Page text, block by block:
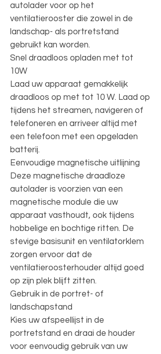
autolader voor op het
ventilatierooster die zowel in de
landschap- als portretstand
gebruikt kan worden.
Snel draadloos opladen met tot
10W
Laad uw apparaat gemakkelijk
draadloos op met tot 10 W. Laad op
tijdens het streamen, navigeren of
telefoneren en arriveer altijd met
een telefoon met een opgeladen
batterij.
Eenvoudige magnetische uitlijning
Deze magnetische draadloze
autolader is voorzien van een
magnetische module die uw
apparaat vasthoudt, ook tijdens
hobbelige en bochtige ritten. De
stevige basisunit en ventilatorklem
zorgen ervoor dat de
ventilatieroosterhouder altijd goed
op zijn plek blijft zitten.
Gebruik in de portret- of
landschapstand
Kies uw afspeellijst in de
portretstand en draai de houder
voor eenvoudig gebruik van uw